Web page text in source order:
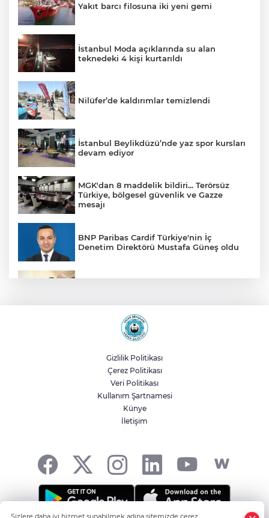
Yakıt barcı filosuna iki yeni gemi
İstanbul Moda açıklarında su alan
teknedeki 4 kişi kurtarıldı
Nilüfer’de kaldırımlar temizlendi
İstanbul Beylikdüzü’nde yaz spor kursları
devam ediyor
MGK'dan 8 maddelik bildiri... Terörsüz
Türkiye, bölgesel güvenlik ve Gazze
mesajı
BNP Paribas Cardif Türkiye'nin İç
Denetim Direktörü Mustafa Güneş oldu
Sakarya’da ücretsiz doğalgaza
kavuşacaklar
Yalova'da makine arızası yapan tanker
güvenli bölgeye çekildi
Eskişehir Büyükşehir’den kırsal
Gizlilik Politikası
Çerez Politikası
Veri Politikası
Kullanım Şartnamesi
Künye
İletişim
Sizlere daha iyi hizmet sunabilmek adına sitemizde çerez